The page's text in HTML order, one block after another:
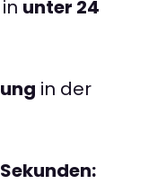
unter 24
in der